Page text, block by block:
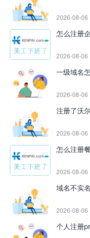
2026-08-06
怎么注册
2026-08-06
一级域名
2026-08-06
注册了沃
2026-08-06
怎么注册
2026-08-06
域名不实
2026-08-06
个人注册